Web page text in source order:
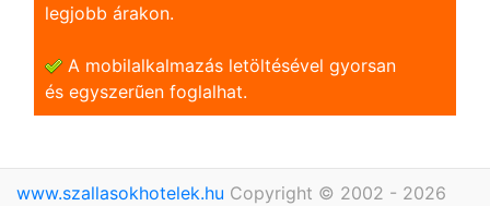
legjobb árakon.
A mobilalkalmazás letöltésével gyorsan
és egyszerũen foglalhat.
www.szallasokhotelek.hu Copyright © 2002 - 2026